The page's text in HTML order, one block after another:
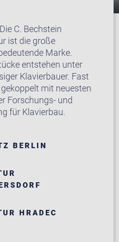
C. Bechstein
ist die große
Marke.
entstehen unter
Klavierbauer. Fast
mit neuesten
Forschungs- und
für Klavierbau.
BERLIN
HRADEC